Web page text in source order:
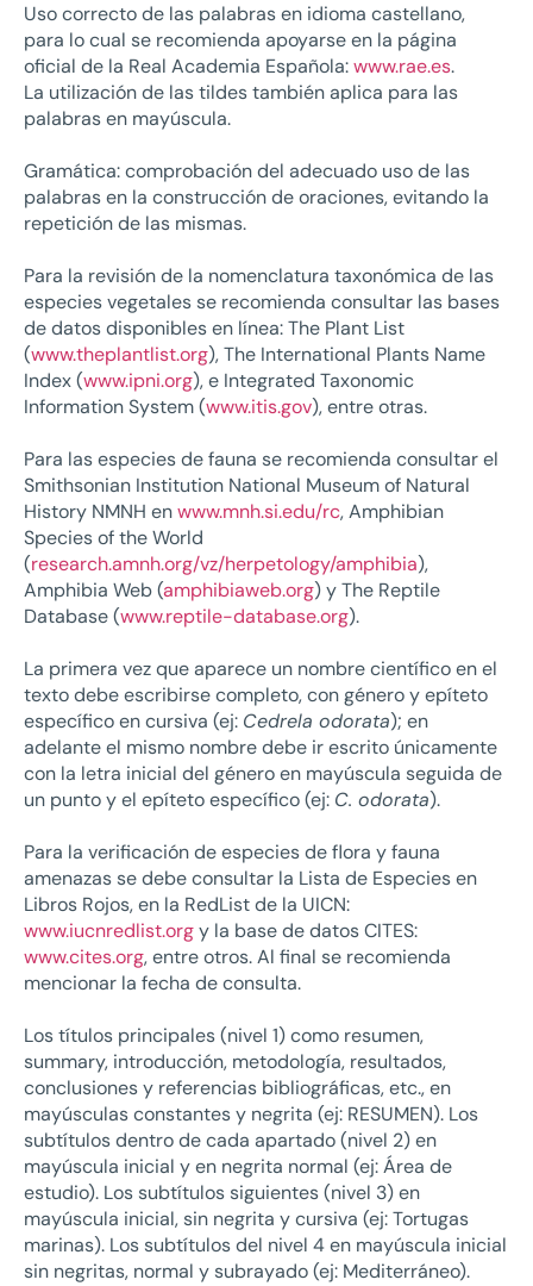
Uso correcto de las palabras en idioma castellano,
para lo cual se recomienda apoyarse en la página
oficial de la Real Academia Española:www.rae.es.
La utilización de las tildes también aplica para las
palabras en mayúscula.
Gramática: comprobación del adecuado uso de las
palabras en la construcción de oraciones, evitando la
repetición de las mismas.
Para la revisión de la nomenclatura taxonómica de las
especies vegetales se recomienda consultar las bases
de datos disponibles en línea: The Plant List
(www.theplantlist.org), The International Plants Name
Index (www.ipni.org), e Integrated Taxonomic
Information System (www.itis.gov), entre otras.
Para las especies de fauna se recomienda consultar el
Smithsonian Institution National Museum of Natural
History NMNH enwww.mnh.si.edu/rc, Amphibian
Species of the World
(research.amnh.org/vz/herpetology/amphibia),
Amphibia Web (amphibiaweb.org) y The Reptile
Database (www.reptile-database.org).
La primera vez que aparece un nombre científico en el
texto debe escribirse completo, con género y epíteto
específico en cursiva (ej: Cedrela odorata); en
adelante el mismo nombre debe ir escrito únicamente
con la letra inicial del género en mayúscula seguida de
un punto y el epíteto específico (ej: C. odorata).
Para la verificación de especies de flora y fauna
amenazas se debe consultar la Lista de Especies en
Libros Rojos, en la RedList de la UICN:
www.iucnredlist.orgy la base de datos CITES:
www.cites.org, entre otros. Al final se recomienda
mencionar la fecha de consulta.
Los títulos principales (nivel 1) como resumen,
summary, introducción, metodología, resultados,
conclusiones y referencias bibliográficas, etc., en
mayúsculas constantes y negrita (ej: RESUMEN). Los
subtítulos dentro de cada apartado (nivel 2) en
mayúscula inicial y en negrita normal (ej: Área de
estudio). Los subtítulos siguientes (nivel 3) en
mayúscula inicial, sin negrita y cursiva (ej: Tortugas
marinas). Los subtítulos del nivel 4 en mayúscula inicial
sin negritas, normal y subrayado (ej: Mediterráneo).